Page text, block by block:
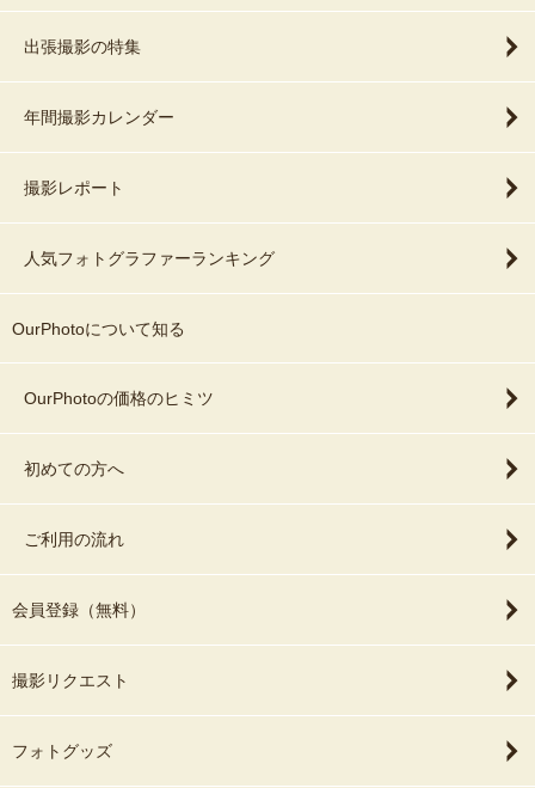
出張撮影の特集
年間撮影カレンダー
撮影レポート
人気フォトグラファーランキング
OurPhotoについて知る
OurPhotoの価格のヒミツ
初めての方へ
ご利用の流れ
会員登録（無料）
撮影リクエスト
フォトグッズ